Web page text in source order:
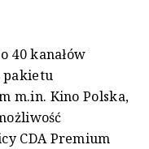
40 kanałów
pakietu
m.in. Kino Polska,
CDA Premium